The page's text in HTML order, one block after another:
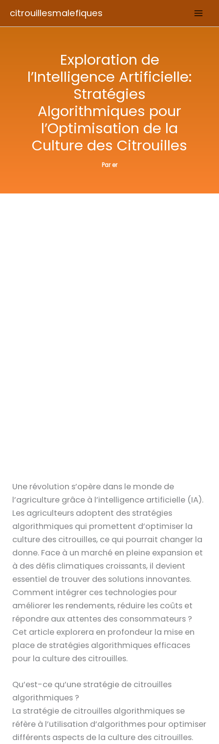
citrouillesmalefiques
Exploration de
l’Intelligence Artificielle:
Stratégies
Algorithmiques pour
l’Optimisation de la
Culture des Citrouilles
Parer
Une révolution s’opère dans le monde de
l’agriculture grâce à l’intelligence artificielle (IA).
Les agriculteurs adoptent des stratégies
algorithmiques qui promettent d’optimiser la
culture des citrouilles, ce qui pourrait changer la
donne. Face à un marché en pleine expansion et
à des défis climatiques croissants, il devient
essentiel de trouver des solutions innovantes.
Comment intégrer ces technologies pour
améliorer les rendements, réduire les coûts et
répondre aux attentes des consommateurs ?
Cet article explorera en profondeur la mise en
place de stratégies algorithmiques efficaces
pour la culture des citrouilles.
Qu’est-ce qu’une stratégie de citrouilles
algorithmiques ?
La stratégie de citrouilles algorithmiques se
réfère à l’utilisation d’algorithmes pour optimiser
différents aspects de la culture des citrouilles.